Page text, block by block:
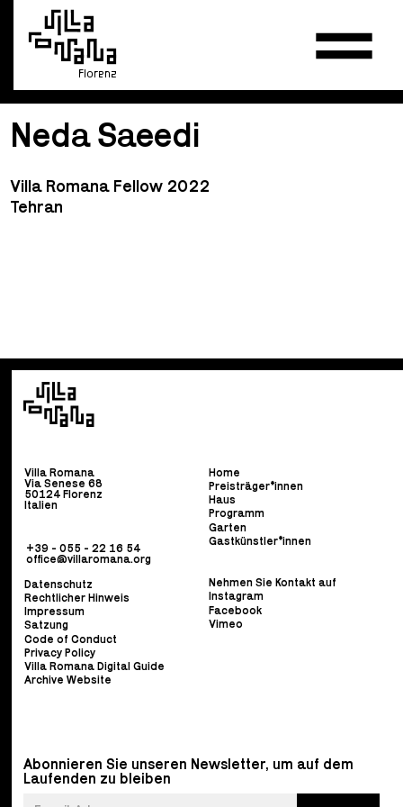
Florenz
Neda Saeedi
Villa Romana Fellow 2022
Tehran
Villa Romana
Via Senese 68
50124 Florenz
Italien
+39 - 055 - 22 16 54
office@villaromana.org
Home
Preisträger*innen
Haus
Programm
Garten
Gastkünstler*innen
Datenschutz
Rechtlicher Hinweis
Impressum
Satzung
Code of Conduct
Privacy Policy
Villa Romana Digital Guide
Archive Website
Nehmen Sie Kontakt auf
Instagram
Facebook
Vimeo
Abonnieren Sie unseren Newsletter, um auf dem
Laufenden zu bleiben